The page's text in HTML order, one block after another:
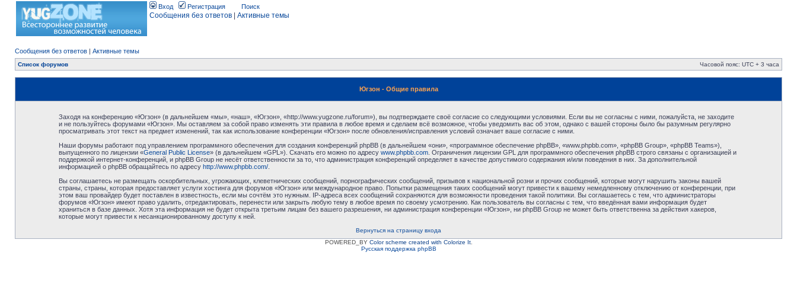
Вход Регистрация Поиск
Сообщения без ответов Активные темы
Сообщения без ответов | Активные темы
Список форумов Часовой пояс: UTC + 3 часа
Югзон - Общие правила
Заходя на конференцию «Югзон» (в дальнейшем «мы», «наш», «Югзон», «http://www.yugzone.ru/forum»), вы подтверждаете своё согласие со следующими условиями. Если вы не согласны с ними, пожалуйста, не заходите
и не пользуйтесь форумами «Югзон». Мы оставляем за собой право изменять эти правила в любое время и сделаем всё возможное, чтобы уведомить вас об этом, однако с вашей стороны было бы разумным регулярно
просматривать этот текст на предмет изменений, так как использование конференции «Югзон» после обновления/исправления условий означает ваше согласие с ними.
Наши форумы работают под управлением программного обеспечения для создания конференций phpBB (в дальнейшем «они», «программное обеспечение phpBB», «www.phpbb.com», «phpBB Group», «phpBB Teams»),
выпущенного по лицензии «General Public License» (в дальнейшем «GPL»). Скачать его можно по адресу www.phpbb.com. Ограничения лицензии GPL для программного обеспечения phpBB строго связаны с организацией и
поддержкой интернет-конференций, и phpBB Group не несёт ответственности за то, что администрация конференций определяет в качестве допустимого содержания и/или поведения в них. За дополнительной
информацией о phpBB обращайтесь по адресу http://www.phpbb.com/.
Вы соглашаетесь не размещать оскорбительных, угрожающих, клеветнических сообщений, порнографических сообщений, призывов к национальной розни и прочих сообщений, которые могут нарушить законы вашей
страны, страны, которая предоставляет услуги хостинга для форумов «Югзон» или международное право. Попытки размещения таких сообщений могут привести к вашему немедленному отключению от конференции, при
этом ваш провайдер будет поставлен в известность, если мы сочтём это нужным. IP-адреса всех сообщений сохраняются для возможности проведения такой политики. Вы соглашаетесь с тем, что администраторы
форумов «Югзон» имеют право удалить, отредактировать, перенести или закрыть любую тему в любое время по своему усмотрению. Как пользователь вы согласны с тем, что введённая вами информация будет
храниться в базе данных. Хотя эта информация не будет открыта третьим лицам без вашего разрешения, ни администрация конференции «Югзон», ни phpBB Group не может быть ответственна за действия хакеров,
которые могут привести к несанкционированному доступу к ней.
Вернуться на страницу входа
POWERED_BY Color scheme created with Colorize It.
Русская поддержка phpBB